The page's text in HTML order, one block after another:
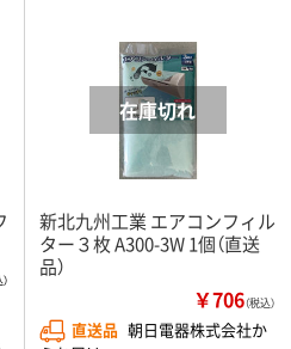
新北九州工業 エアコンフィル
ター３枚 A300-3W 1個（直送
品）
￥706（税込）
直送品 朝日電器株式会社か